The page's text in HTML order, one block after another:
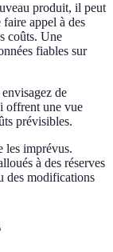
produit, il peut
faire appel à des
coûts. Une
fiables sur
de
offrent une vue
prévisibles.
les imprévus.
à des réserves
des modifications